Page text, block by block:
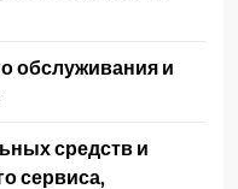
обслуживания и
средств и
сервиса,